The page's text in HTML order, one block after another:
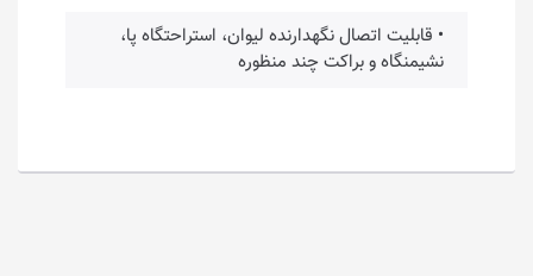
• قابلیت اتصال نگهدارنده لیوان، استراحتگاه پا،
نشیمنگاه و براکت چند منظوره